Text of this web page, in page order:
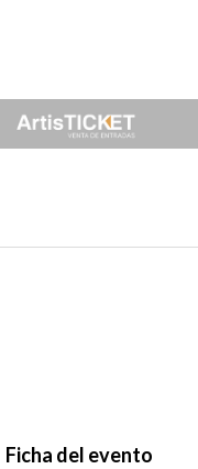
Ficha del evento